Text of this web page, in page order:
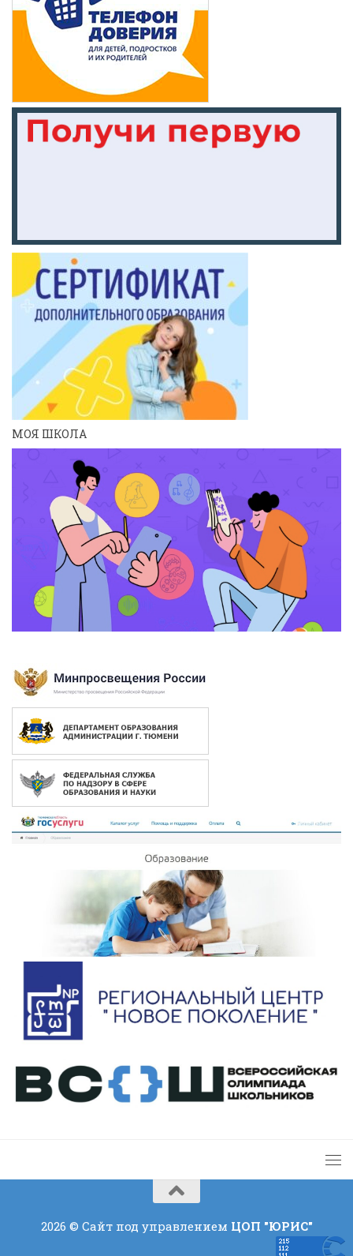
МОЯ ШКОЛА
2026 © Сайт под управлением ЦОП "ЮРИС"